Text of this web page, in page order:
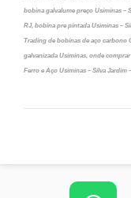
bobina galvalume preço Usiminas –
RJ, bobina pre pintada Usiminas –
Trading de bobinas de aço carbono
galvanizada Usiminas, onde
Ferro e Aço Usiminas – Silva Jardim